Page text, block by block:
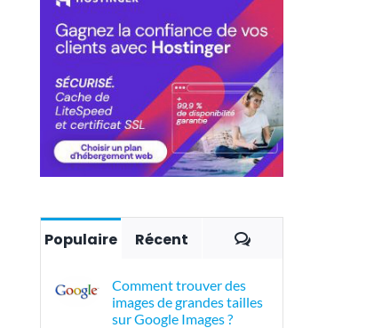
Populaire Récent Commentaires
Comment trouver des
images de grandes tailles
sur Google Images ?